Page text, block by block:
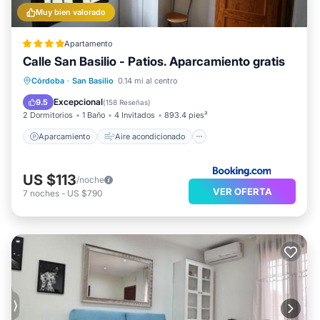
Muy bien valorado
Apartamento
Calle San Basilio - Patios. Aparcamiento gratis
Córdoba · San Basilio 0.14 mi al centro
9.5 Excepcional(158 Reseñas)
2 Dormitorios 1 Baño 4 Invitados 893.4 pies²
Aparcamiento Aire acondicionado
Aparcamiento
Aire acondicionado
Internet
Se admiten mascotas
US $113/noche
7 noches - US $790 VER OFERTA